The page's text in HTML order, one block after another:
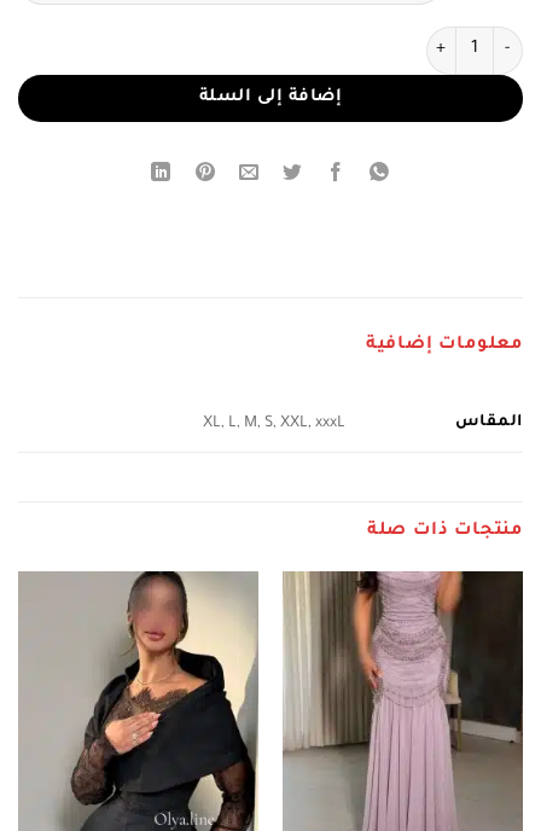
كمية فستان سهرة كحلي فاخر بتطريز ذهبي وشراشيب ملكية
إضافة إلى السلة
معلومات إضافية
المقاس XL, L, M, S, XXL, xxxL
منتجات ذات صلة